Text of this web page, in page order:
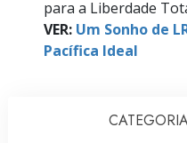
para a Liberdade
VER: Um Sonho de
Pacífica Ideal